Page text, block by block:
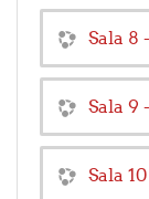
Sala 8
Sala 9
Sala